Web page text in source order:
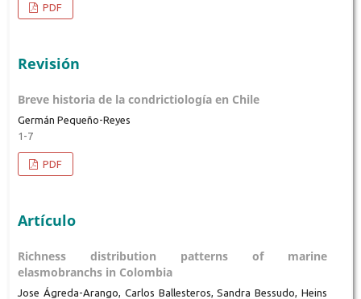
PDF
Revisión
Breve historia de la condrictiología en Chile
Germán Pequeño-Reyes
1-7
PDF
Artículo
Richness distribution patterns of marine
elasmobranchs in Colombia
Jose Ágreda-Arango, Carlos Ballesteros, Sandra Bessudo, Heins